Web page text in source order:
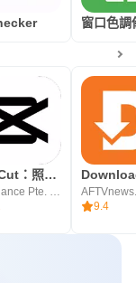
CapCut：照片與影片編輯器
Bytedance Pte. Ltd.
9.4